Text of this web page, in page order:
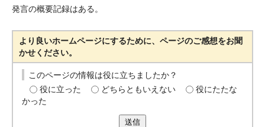
発言の概要記録はある。
より良いホームページにするために、ページのご感想をお聞
かせください。
このページの情報は役に立ちましたか？
役に立った
どちらともいえない
役にたたな
かった
送信